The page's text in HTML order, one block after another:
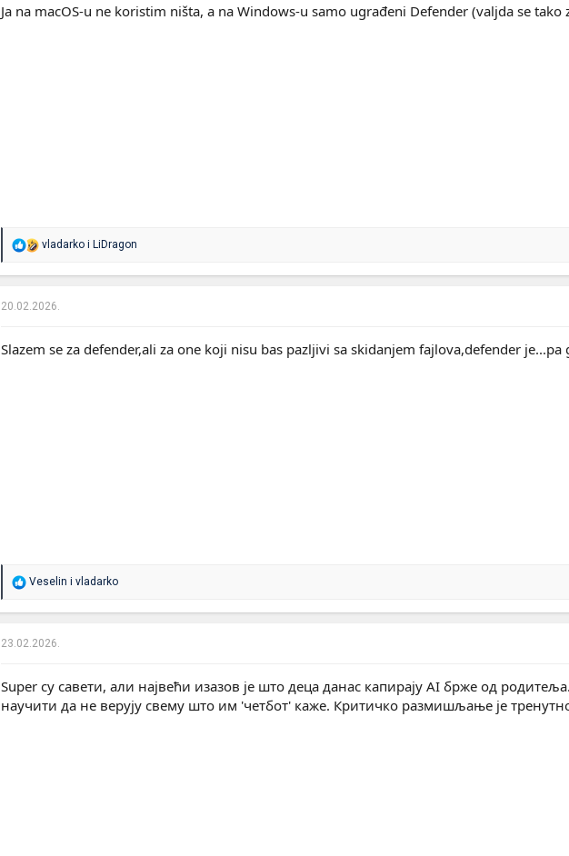
Ja na macOS-u ne koristim ništa, a na Windows-u samo ugrađeni Defender (valjda se
R
o
n
vladarko i LiDragon
20.02.2026.
Slazem se za defender,ali za one koji nisu bas pazljivi sa skidanjem fajlova,defender je...pa
R
a
o
n
a
Veselin i vladarko
23.02.2026.
Super су савети, али највећи изазов је што деца данас капирају AI брже од
научити да не верују свему што им 'четбот' каже. Критичко размишљање је